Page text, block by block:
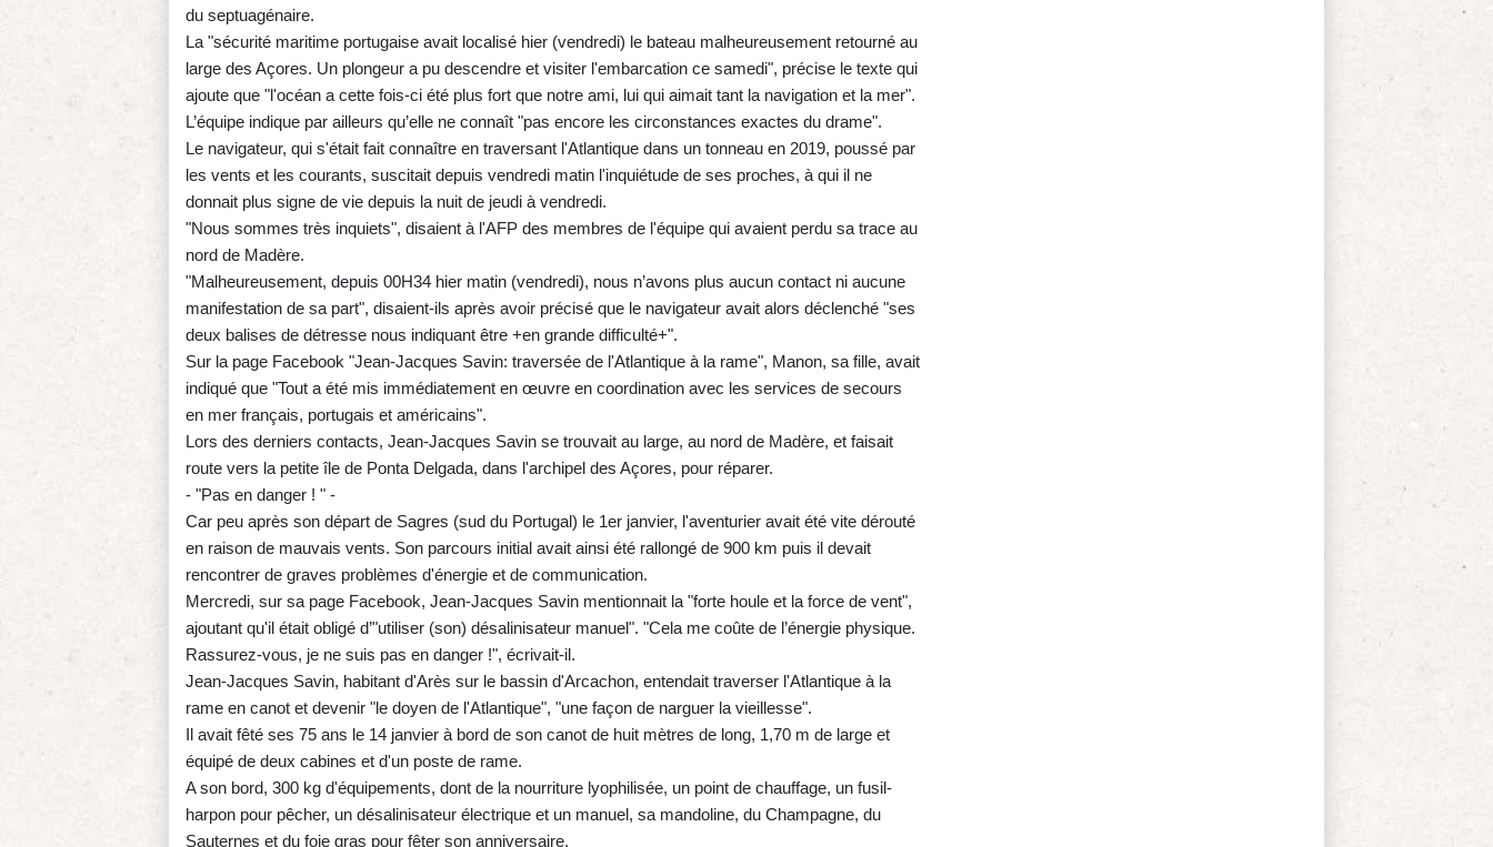
du septuagénaire.
La "sécurité maritime portugaise avait localisé hier (vendredi) le bateau malheureusement retourné au
large des Açores. Un plongeur a pu descendre et visiter l'embarcation ce samedi", précise le texte qui
ajoute que "l'océan a cette fois-ci été plus fort que notre ami, lui qui aimait tant la navigation et la mer".
L’équipe indique par ailleurs qu’elle ne connaît "pas encore les circonstances exactes du drame".
Le navigateur, qui s'était fait connaître en traversant l'Atlantique dans un tonneau en 2019, poussé par
les vents et les courants, suscitait depuis vendredi matin l'inquiétude de ses proches, à qui il ne
donnait plus signe de vie depuis la nuit de jeudi à vendredi.
"Nous sommes très inquiets", disaient à l'AFP des membres de l'équipe qui avaient perdu sa trace au
nord de Madère.
"Malheureusement, depuis 00H34 hier matin (vendredi), nous n’avons plus aucun contact ni aucune
manifestation de sa part", disaient-ils après avoir précisé que le navigateur avait alors déclenché "ses
deux balises de détresse nous indiquant être +en grande difficulté+".
Sur la page Facebook "Jean-Jacques Savin: traversée de l'Atlantique à la rame", Manon, sa fille, avait
indiqué que "Tout a été mis immédiatement en œuvre en coordination avec les services de secours
en mer français, portugais et américains".
Lors des derniers contacts, Jean-Jacques Savin se trouvait au large, au nord de Madère, et faisait
route vers la petite île de Ponta Delgada, dans l'archipel des Açores, pour réparer.
- "Pas en danger ! " -
Car peu après son départ de Sagres (sud du Portugal) le 1er janvier, l'aventurier avait été vite dérouté
en raison de mauvais vents. Son parcours initial avait ainsi été rallongé de 900 km puis il devait
rencontrer de graves problèmes d'énergie et de communication.
Mercredi, sur sa page Facebook, Jean-Jacques Savin mentionnait la "forte houle et la force de vent",
ajoutant qu'il était obligé d’"utiliser (son) désalinisateur manuel". "Cela me coûte de l’énergie physique.
Rassurez-vous, je ne suis pas en danger !", écrivait-il.
Jean-Jacques Savin, habitant d'Arès sur le bassin d'Arcachon, entendait traverser l'Atlantique à la
rame en canot et devenir "le doyen de l'Atlantique", "une façon de narguer la vieillesse".
Il avait fêté ses 75 ans le 14 janvier à bord de son canot de huit mètres de long, 1,70 m de large et
équipé de deux cabines et d'un poste de rame.
A son bord, 300 kg d'équipements, dont de la nourriture lyophilisée, un point de chauffage, un fusil-
harpon pour pêcher, un désalinisateur électrique et un manuel, sa mandoline, du Champagne, du
Sauternes et du foie gras pour fêter son anniversaire.